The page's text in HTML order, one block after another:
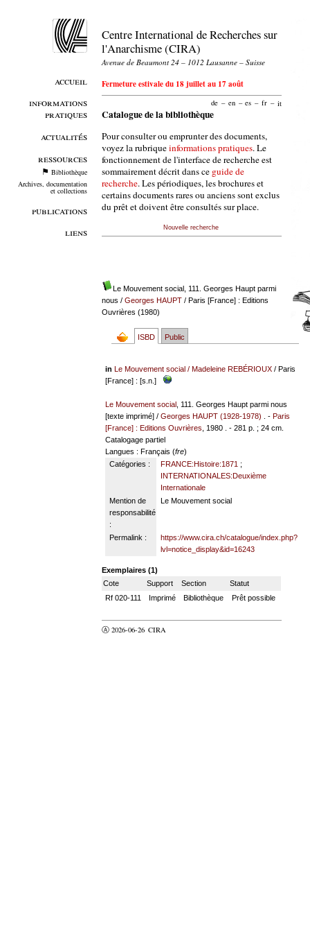
accueil
informations
pratiques
actualités
ressources
Bibliothèque
Archives, documentation
et collections
publications
liens
Centre International de Recherches sur
l'Anarchisme (CIRA)
Avenue de Beaumont 24 – 1012 Lausanne – Suisse
Fermeture estivale du 18 juillet au 17 août
de – en – es – fr – it
Catalogue de la bibliothèque
Pour consulter ou emprunter des documents,
voyez la rubriqueinformations pratiques. Le
fonctionnement de l'interface de recherche est
sommairement décrit dans ce guide de
recherche. Les périodiques, les brochures et
certains documents rares ou anciens sont exclus
du prêt et doivent être consultés sur place.
Nouvelle recherche
Le Mouvement social, 111. Georges Haupt parmi
nous / Georges HAUPT/ Paris [France] : Editions
Ouvrières (1980)
ISBD Public
in Le Mouvement social /Madeleine REBÉRIOUX / Paris
[France] : [s.n.]
Le Mouvement social , 111. Georges Haupt parmi nous
[texte imprimé] /Georges HAUPT (1928-1978) . -Paris
[France] : Editions Ouvrières
, 1980 . - 281 p. ; 24 cm.
Catalogage partiel
Langues : Français (fre)
Catégories :
FRANCE:Histoire:1871 ;
INTERNATIONALES:Deuxième
Internationale
Mention de
responsabilité
:
Le Mouvement social
Permalink :
https://www.cira.ch/catalogue/index.php?
lvl=notice_display&id=16243
Exemplaires (1)
Cote
Support Section
Statut
Rf 020-111
Imprimé Bibliothèque Prêt possible
Ⓐ 2026-06-26 CIRA